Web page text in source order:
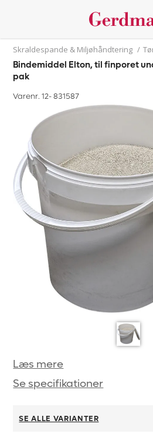
Skraldespande & Miljøhåndtering /
Bindemiddel Elton, til finporet
pak
Varenr. 12-831587
Læs mere
Se specifikationer
SE ALLE VARIANTER